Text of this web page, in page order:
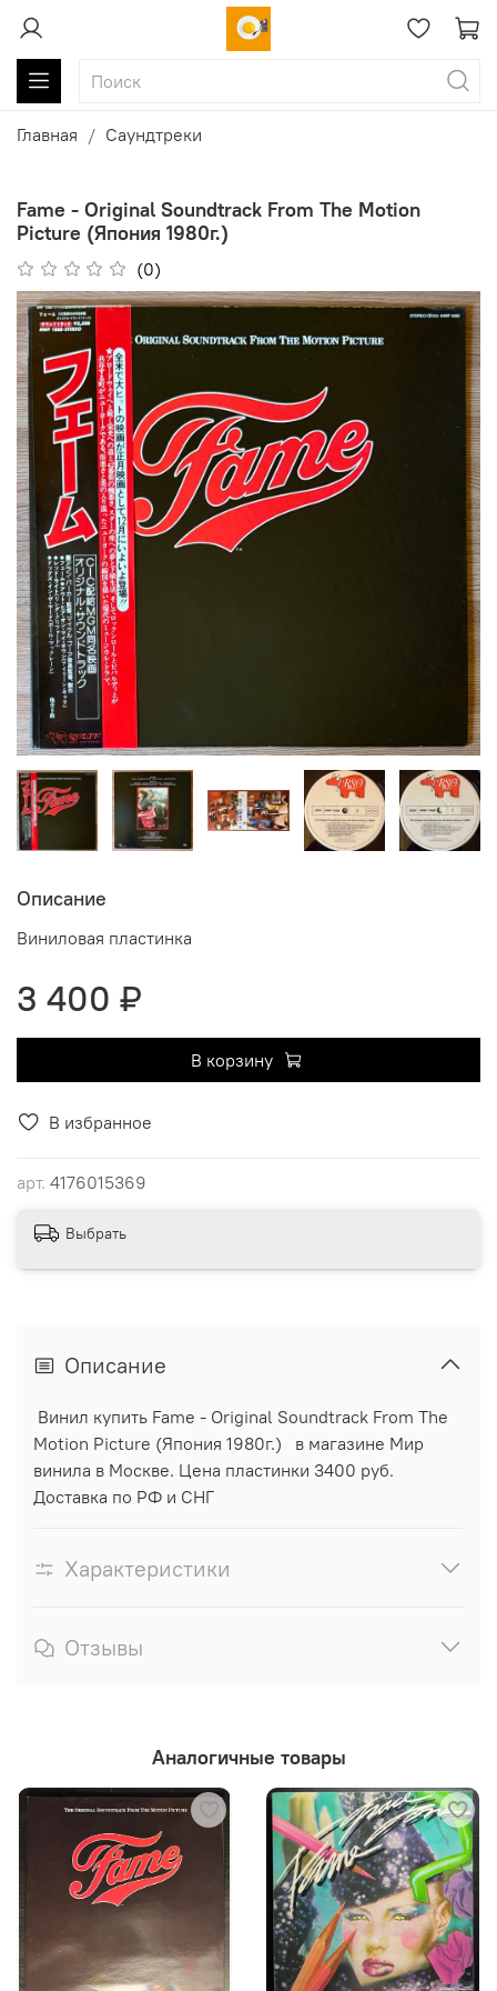
Главная Саундтреки
Fame - Original Soundtrack From The Motion
Picture (Япония 1980г.)
(0)
В избранное
арт. 4176015369
Описание
Виниловая пластинка
3 400 ₽
В корзину
Выбрать
Описание
Винил купить Fame - Original Soundtrack From The
Motion Picture (Япония 1980г.) в магазине Мир
винила в Москве. Цена пластинки 3400 руб.
Доставка по РФ и СНГ
Характеристики
Отзывы
Аналогичные товары